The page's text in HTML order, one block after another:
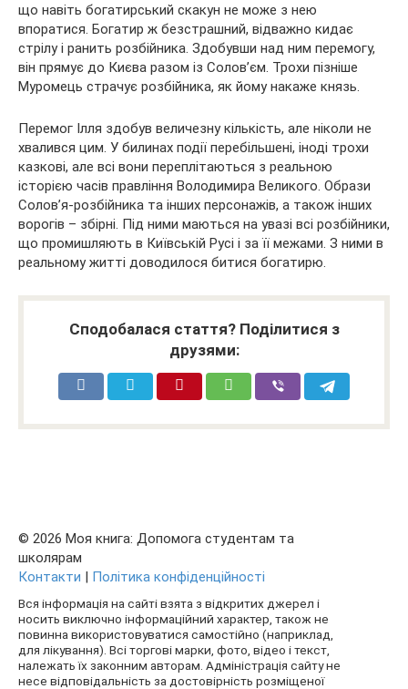
що навіть богатирський скакун не може з нею
впоратися. Богатир ж безстрашний, відважно кидає
стрілу і ранить розбійника. Здобувши над ним перемогу,
він прямує до Києва разом із Солов’єм. Трохи пізніше
Муромець страчує розбійника, як йому накаже князь.
Перемог Ілля здобув величезну кількість, але ніколи не
хвалився цим. У билинах події перебільшені, іноді трохи
казкові, але всі вони переплітаються з реальною
історією часів правління Володимира Великого. Образи
Солов’я-розбійника та інших персонажів, а також інших
ворогів – збірні. Під ними маються на увазі всі розбійники,
що промишляють в Київській Русі і за її межами. З ними в
реальному житті доводилося битися богатирю.
Сподобалася стаття? Поділитися з
друзями:
© 2026 Моя книга: Допомога студентам та
школярам
Контакти | Політика конфіденційності
Вся інформація на сайті взята з відкритих джерел і
носить виключно інформаційний характер, також не
повинна використовуватися самостійно (наприклад,
для лікування). Всі торгові марки, фото, відео і текст,
належать їх законним авторам. Адміністрація сайту не
несе відповідальність за достовірність розміщеної